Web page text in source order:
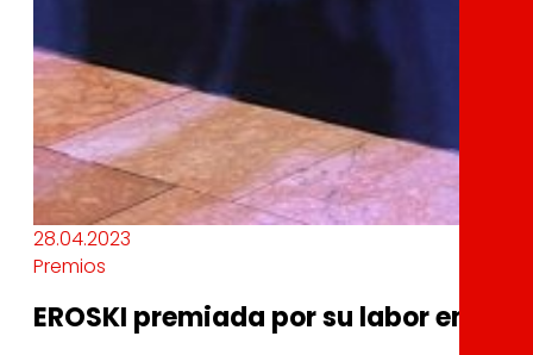
28.04.2023
Premios
EROSKI premiada por su labor en la